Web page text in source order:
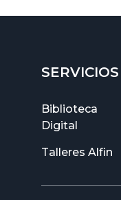
Biblioteca
Digital
Talleres Alfin